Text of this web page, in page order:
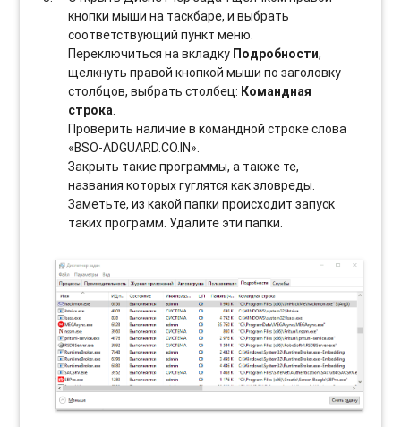
кнопки мыши на таскбаре, и выбрать
соотвeтствующий пункт меню.
Переключиться на вкладку Подробности,
щелкнуть правой кнопкой мыши по заголовку
столбцов, выбрать столбец: Командная
строка.
Проверить наличие в командной строке слова
«BSO-ADGUARD.CO.IN».
Закрыть такие программы, а также те,
названия которых гуглятся как зловреды.
Заметьте, из какой папки происходит запуск
таких программ. Удалите эти папки.